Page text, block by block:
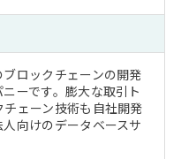
ロックチェーンの開発
ーです。膨大な取引ト
ェーン技術も自社開発
向けのデータベースサ